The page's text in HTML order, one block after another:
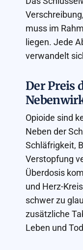
muss im
liegen. Jede
verwandelt
Der Preis
Opioide sind
Neben der
Schläfrigkeit,
Verstopfung
Überdosis
und Herz-
schwer zu
zusätzliche
Leben und